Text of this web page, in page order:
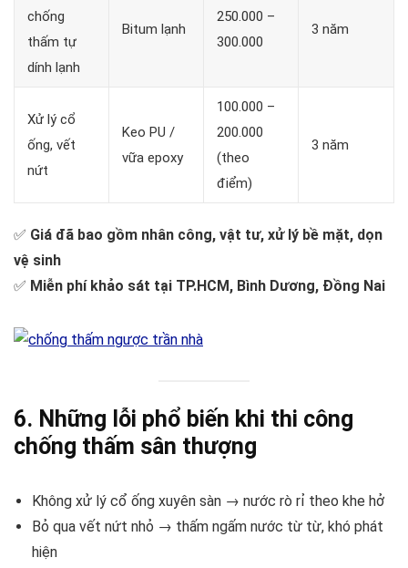
chống
thấm tự
dính lạnh
Bitum lạnh
250.000 –
300.000
3 năm
Xử lý cổ
ống, vết
nứt
Keo PU /
vữa epoxy
100.000 –
200.000
(theo
điểm)
3 năm
✅ Giá đã bao gồm nhân công, vật tư, xử lý bề mặt, dọn
vệ sinh
✅ Miễn phí khảo sát tại TP.HCM, Bình Dương, Đồng Nai
6. Những lỗi phổ biến khi thi công
chống thấm sân thượng
Không xử lý cổ ống xuyên sàn → nước rò rỉ theo khe hở
Bỏ qua vết nứt nhỏ → thấm ngấm nước từ từ, khó phát
hiện